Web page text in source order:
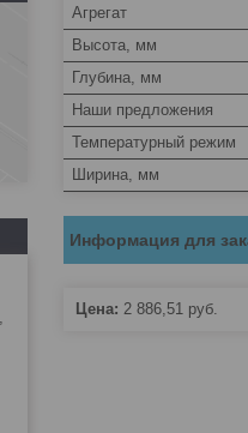
Агрегат
Высота, мм
Глубина, мм
Наши предложения
Температурный режим
Ширина, мм
Информация для
Цена: 2 886,51 руб.